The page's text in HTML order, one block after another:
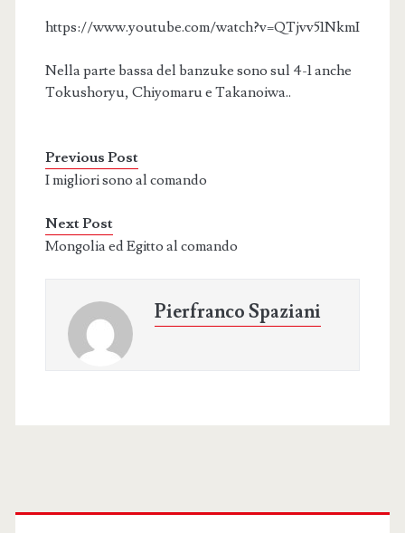
https://www.youtube.com/watch?v=QTjvv51NkmI
Nella parte bassa del banzuke sono sul 4-1 anche
Tokushoryu, Chiyomaru e Takanoiwa..
Previous Post
I migliori sono al comando
Next Post
Mongolia ed Egitto al comando
Pierfranco Spaziani
Primary